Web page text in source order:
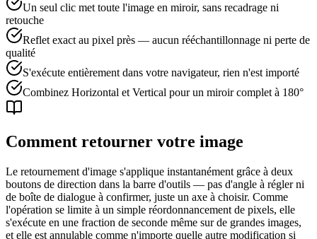
Un seul clic met toute l'image en miroir, sans recadrage ni
retouche
Reflet exact au pixel près — aucun rééchantillonnage ni perte de
qualité
S'exécute entièrement dans votre navigateur, rien n'est importé
Combinez Horizontal et Vertical pour un miroir complet à 180°
Comment retourner votre image
Le retournement d'image s'applique instantanément grâce à deux
boutons de direction dans la barre d'outils — pas d'angle à régler ni
de boîte de dialogue à confirmer, juste un axe à choisir. Comme
l'opération se limite à un simple réordonnancement de pixels, elle
s'exécute en une fraction de seconde même sur de grandes images,
et elle est annulable comme n'importe quelle autre modification si